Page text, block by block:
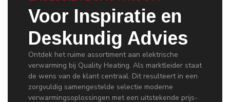
Voor Inspiratie en
Deskundig Advies
Ontdek het ruime assortiment aan elektrische
verwarming bij Quality Heating. Als marktleider staat
de wens van de klant centraal. Dit resulteert in een
zorgvuldig samengestelde selectie moderne
verwarmingsoplossingen met een uitstekende prijs-